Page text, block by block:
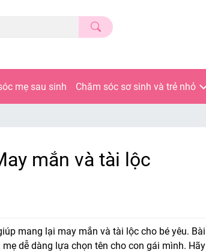
mẹ sau sinh Chăm sóc sơ sinh và trẻ nhỏ
mắn và tài lộc
mang lại may mắn và tài lộc cho bé yêu. Bài
dễ dàng lựa chọn tên cho con gái mình. Hãy